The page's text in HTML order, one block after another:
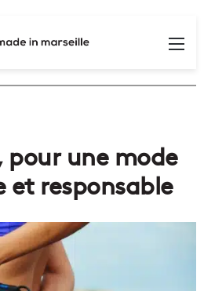
pour une mode
et responsable